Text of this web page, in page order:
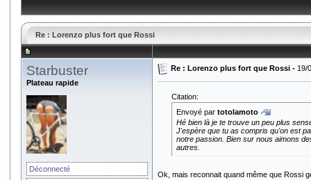
Re : Lorenzo plus fort que Rossi
Starbuster
Plateau rapide
Déconnecté
Re : Lorenzo plus fort que Rossi - 19/
Citation:
Envoyé par totolamoto
Hé bien là je te trouve un peu plus
J'espère que tu as compris qu'on est
notre passion. Bien sur nous aimons
autres.
Ok, mais reconnait quand même que Rossi